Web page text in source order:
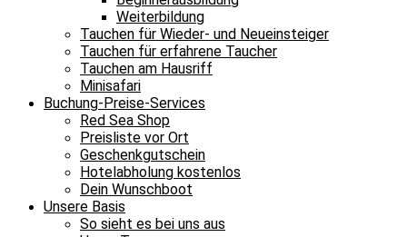
Weiterbildung
Tauchen für Wieder- und Neueinsteiger
Tauchen für erfahrene Taucher
Tauchen am Hausriff
Minisafari
Buchung-Preise-Services
Red Sea Shop
Preisliste vor Ort
Geschenkgutschein
Hotelabholung kostenlos
Dein Wunschboot
Unsere Basis
So sieht es bei uns aus